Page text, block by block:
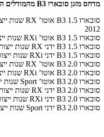
מדחס מזגן סובארו B3 מהמודלים הבאים:
2012
סובארו B3 1.5 אוטו’ RXi שנות ייצור: 2008, 2009, 2010, 2011, 2012
סובארו B3 1.5 ידני RX שנות ייצור: 2008, 2009, 2010
סובארו B3 1.5 ידני RXi שנות ייצור: 2009, 2010
סובארו B3 2.0 אוטו’ RX שנות ייצור: 2007, 2008, 2009, 2010, 2011
סובארו B3 2.0 אוטו’ RXi שנות ייצור: 2007, 2008, 2009, 2010
סובארו B3 2.0 אוטו’ Sport שנות ייצור: 2010, 2011
סובארו B3 2.0 ידני RX שנות ייצור: 2008, 2009, 2010, 2011
סובארו B3 2.0 ידני RXi שנות ייצור: 2008, 2009, 2010
סובארו B3 2.0 ידני Sport שנות ייצור: 2010, 2011